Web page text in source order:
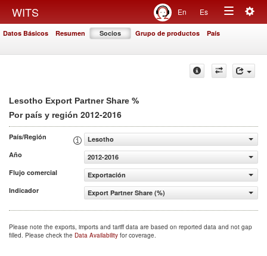
WITS En Es
Toggle
Datos Básicos Resumen Socios Grupo de productos País
Lesotho Export Partner Share %
Por país y región 2012-2016
País/Región
Lesotho
Año
2012-2016
Flujo comercial
Exportación
Indicador
Export Partner Share (%)
Please note the exports, imports and tariff data are based on reported data and not gap
filled. Please check the Data Availability for coverage.